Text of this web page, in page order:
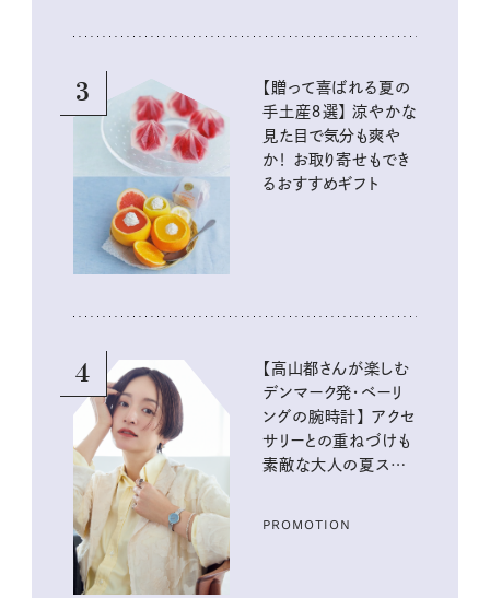
3
【贈って喜ばれる夏の
手土産８選】 涼やかな
見た目で気分も爽や
か！ お取り寄せもでき
るおすすめギフト
4
【高山都さんが楽しむ
デンマーク発・ベーリ
ングの腕時計】 アクセ
サリーとの重ねづけも
素敵な大人の夏スタイ
PROMOTION